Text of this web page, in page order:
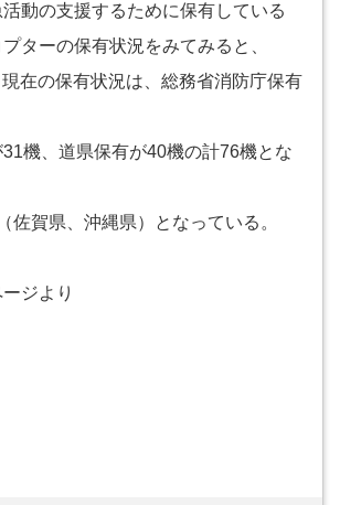
動の支援するために保有している
ターの保有状況をみてみると、
在の保有状況は、総務省消防庁保有
機、道県保有が40機の計76機とな
佐賀県、沖縄県）となっている。
ジより